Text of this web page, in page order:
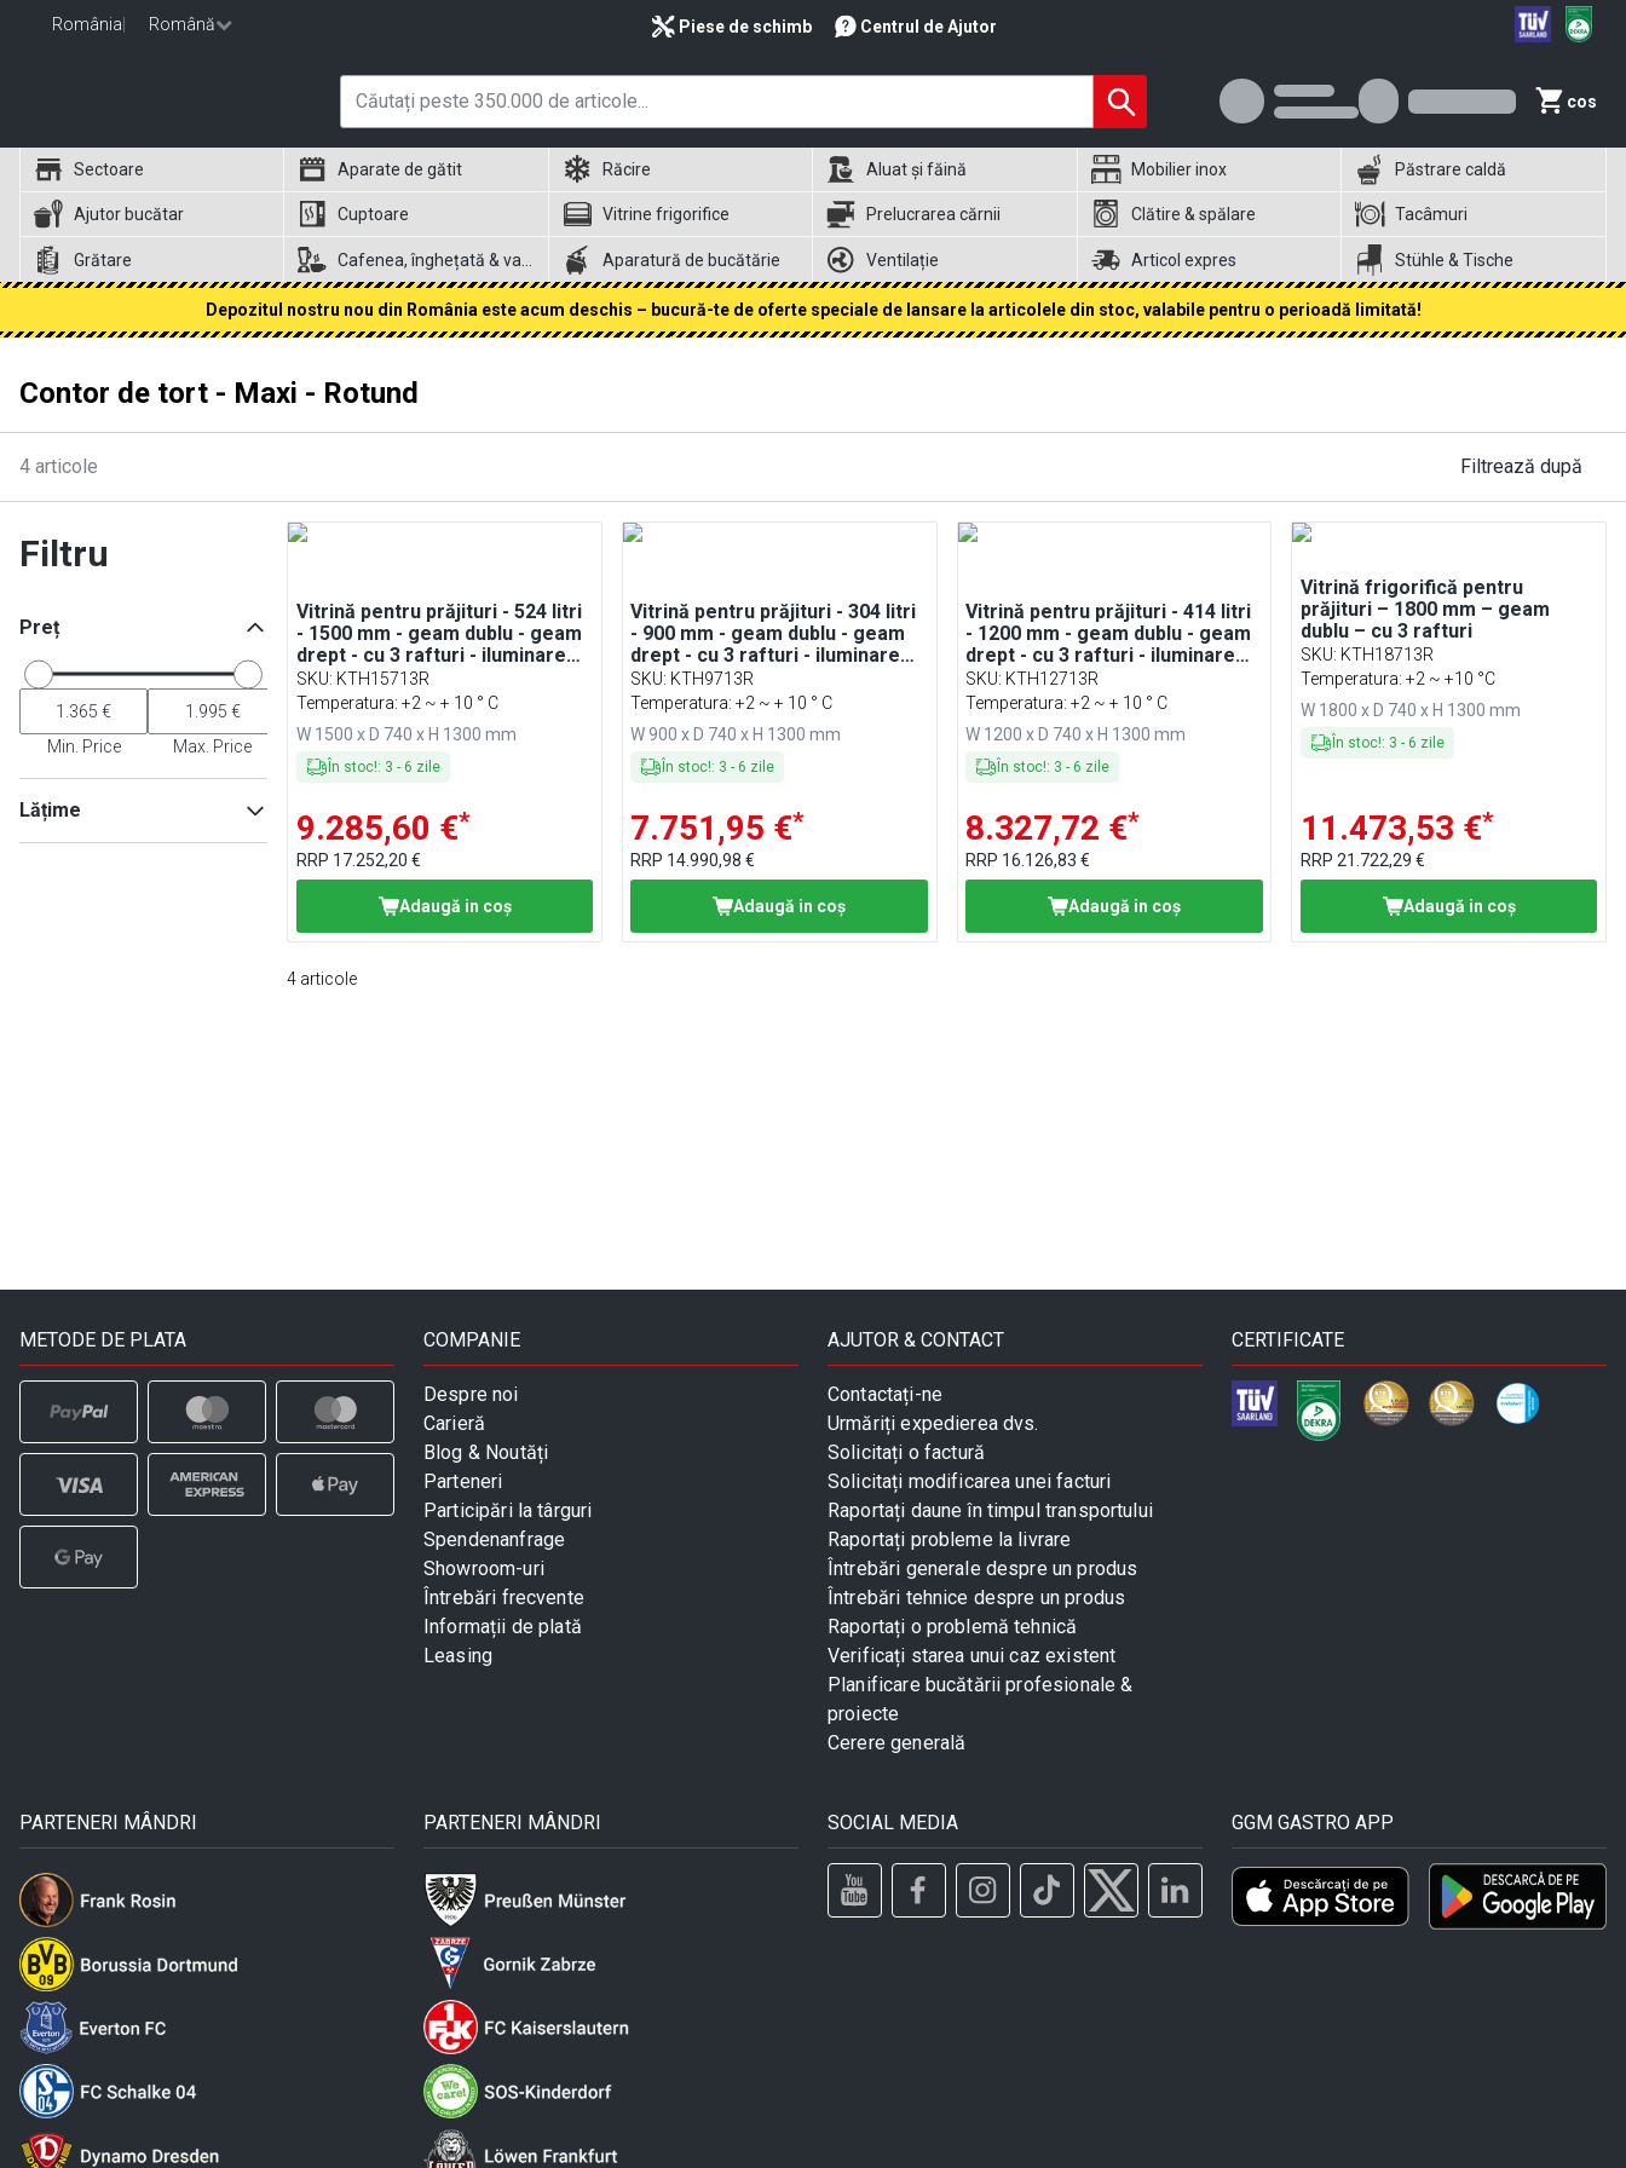
România Română Piese de schimb Centrul de Ajutor
cos
Sectoare Aparate de gătit Răcire Aluat și făină Mobilier inox Păstrare caldă
Ajutor bucătar Cuptoare Vitrine frigorifice Prelucrarea cărnii Clătire & spălare Tacâmuri
Grătare Aparatură de bucătărie Ventilație Articol expres Stühle & Tische
Depozitul nostru nou din România este acum deschis – bucură-te de oferte speciale de lansare la articolele din stoc, valabile pentru o perioadă limitată!
Contor de tort - Maxi - Rotund
4 articole Filtrează după
Filtru
Preț
Min. Price Max. Price
Lățime
Vitrină pentru prăjituri - 524 litri
- 1500 mm - geam dublu - geam
drept - cu 3 rafturi - iluminare
LED
SKU: KTH15713R
Temperatura: +2 ~ + 10 ° C
W 1500 x D 740 x H 1300 mm
În stoc!: 3 - 6 zile
9.285,60 €*
RRP 17.252,20 €
Adaugă in coş
Vitrină pentru prăjituri - 304 litri
- 900 mm - geam dublu - geam
drept - cu 3 rafturi - iluminare
LED
SKU: KTH9713R
Temperatura: +2 ~ + 10 ° C
W 900 x D 740 x H 1300 mm
În stoc!: 3 - 6 zile
7.751,95 €*
RRP 14.990,98 €
Adaugă in coş
Vitrină pentru prăjituri - 414 litri
- 1200 mm - geam dublu - geam
drept - cu 3 rafturi - iluminare
LED
SKU: KTH12713R
Temperatura: +2 ~ + 10 ° C
W 1200 x D 740 x H 1300 mm
În stoc!: 3 - 6 zile
8.327,72 €*
RRP 16.126,83 €
Adaugă in coş
Vitrină frigorifică pentru
prăjituri – 1800 mm – geam
dublu – cu 3 rafturi
SKU: KTH18713R
Temperatura: +2 ~ +10 °C
W 1800 x D 740 x H 1300 mm
În stoc!: 3 - 6 zile
11.473,53 €*
RRP 21.722,29 €
Adaugă in coş
4 articole
METODE DE PLATA COMPANIE
Despre noi
Carieră
Blog & Noutăți
Parteneri
Participări la târguri
Spendenanfrage
Showroom-uri
Întrebări frecvente
Informații de plată
Leasing
AJUTOR & CONTACT
Contactați-ne
Urmăriți expedierea dvs.
Solicitați o factură
Solicitați modificarea unei facturi
Raportați daune în timpul transportului
Raportați probleme la livrare
Întrebări generale despre un produs
Întrebări tehnice despre un produs
Raportați o problemă tehnică
Verificați starea unui caz existent
Planificare bucătării profesionale &
proiecte
Cerere generală
CERTIFICATE
PARTENERI MÂNDRI PARTENERI MÂNDRI SOCIAL MEDIA GGM GASTRO APP